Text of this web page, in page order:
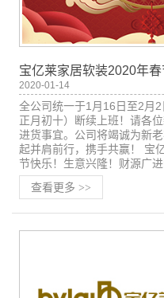
宝亿莱家居软装2020年
2020-01-14
全公司统一于1月16日至2月2
正月初十）断续上班！请各
进货事宜。公司将竭诚为新
起并肩前行，携手共赢！ 宝
节快乐！生意兴隆！财源广
查看更多 >>